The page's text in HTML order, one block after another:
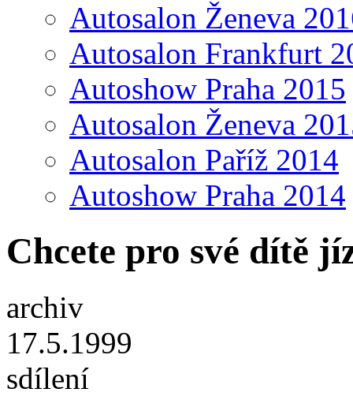
Autosalon Ženeva
Autosalon Frankfurt
Autoshow Praha 2015
Autosalon Ženeva
Autosalon Paříž 2014
Autoshow Praha 2014
Chcete pro své dítě
archiv
17.5.1999
sdílení